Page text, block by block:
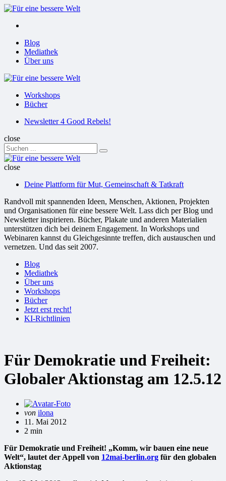
Menu
Menu
Blog
Mediathek
Über uns
Für
Workshops
Bücher
SuchenNewsletter 4 Good Rebels!
close
Search
for:
Suchen
Für
Welt
close
Deine Plattform für Mut, Gemeinschaft & Tatkraft
Randvoll mit spannenden Ideen, Menschen, Aktionen, Projekten
und Organisationen für eine bessere Welt. Lass dich per Blog und
Newsletter inspirieren. Bücher, Plakate und anderen Materialien
unterstützen dich bei deinem Engagement. In Workshops und
Webinaren kannst du Gleichgesinnte treffen, dich austauschen und
vernetzen. Und das seit 2007.
Blog
Mediathek
Über uns
Workshops
Bücher
Jetzt erst recht!
KI-Richtlinien
Für Demokratie und Freiheit:
Globaler Aktionstag am 12.5.12
Gepostet
von
von ilona
11. Mai 2012
2 min
Für Demokratie und Freiheit! „Komm, wir bauen eine neue
Welt“, lautet der Appell von 12mai-berlin.org für den globalen
Aktionstag